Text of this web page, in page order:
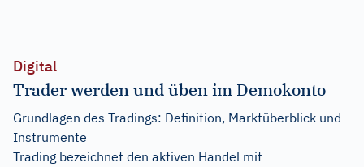
Digital
Trader werden und üben im Demokonto
Grundlagen des Tradings: Definition, Marktüberblick und
Instrumente
Trading bezeichnet den aktiven Handel mit